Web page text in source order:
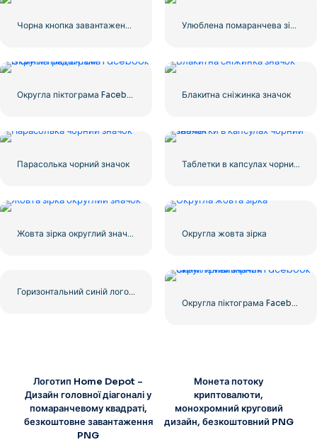
Блакитна сніжинка значок
Парасолька чорний значок Таблетки в капсулах чорний значок
Округла жовта зірка
Логотип Home Depot –
Дизайн головної діагоналі у
помаранчевому квадраті,
безкоштовне завантаження
PNG
Монета потоку
криптовалюти,
монохромний круговий
дизайн, безкоштовний PNG